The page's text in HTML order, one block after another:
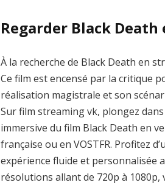
Regarder Black
À la recherche de Black Death en
Ce film est encensé par la critique
réalisation magistrale et son
Sur film streaming vk, plongez dans
immersive du film Black Death en
française ou en VOSTFR. Profitez
expérience fluide et personnalisée
résolutions allant de 720p à 1080p,